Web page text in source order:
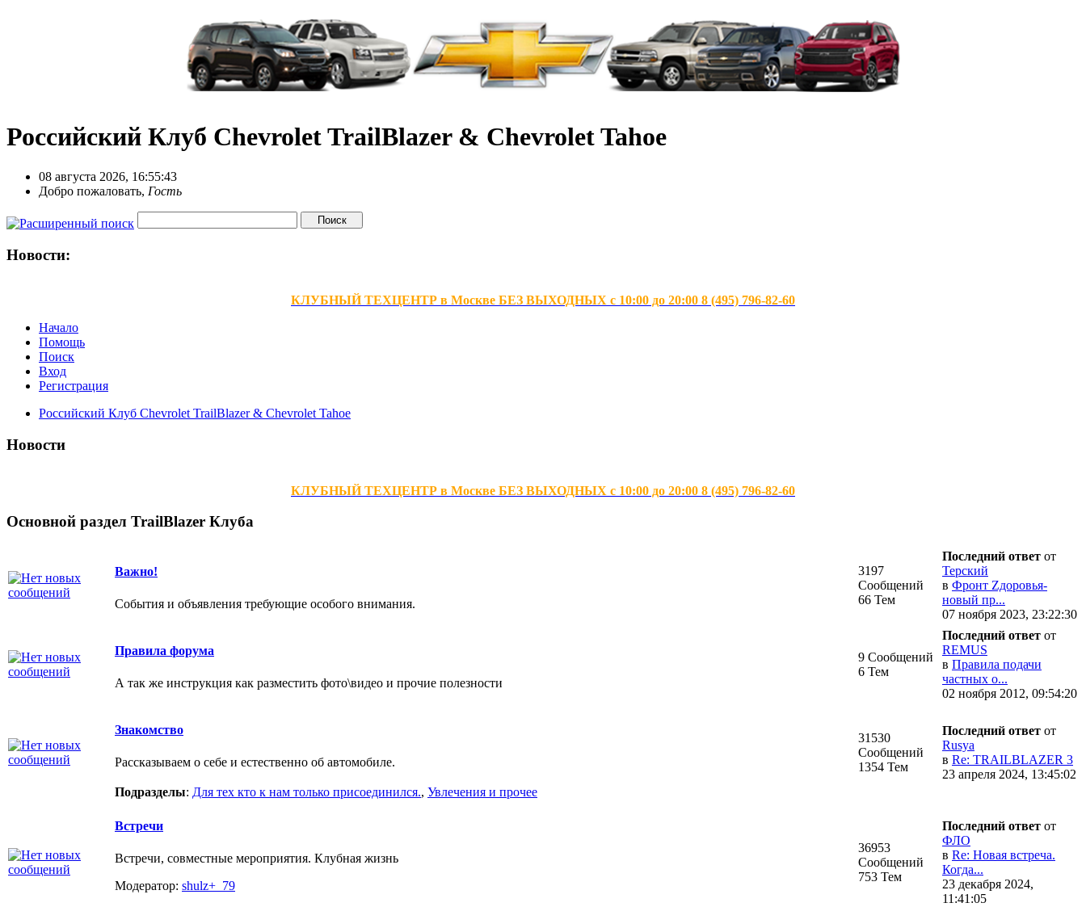
Российский Клуб Chevrolet TrailBlazer & Chevrolet Tahoe
08 августа 2026, 16:55:43
Добро пожаловать, Гость
Новости:
КЛУБНЫЙ ТЕХЦЕНТР в Москве БЕЗ ВЫХОДНЫХ с 10:00 до 20:00 8 (495) 796-82-60
Начало
Помощь
Поиск
Вход
Регистрация
Российский Клуб Chevrolet TrailBlazer & Chevrolet Tahoe
Новости
КЛУБНЫЙ ТЕХЦЕНТР в Москве БЕЗ ВЫХОДНЫХ с 10:00 до 20:00 8 (495) 796-82-60
Основной раздел TrailBlazer Клуба
Важно!
События и объявления требующие особого внимания.
3197
Сообщений
66 Тем
Последний ответ от
Терский
в Фронт Zдоровья-
новый пр...
07 ноября 2023, 23:22:30
Правила форума
А так же инструкция как разместить фото\видео и прочие полезности
9 Сообщений
6 Тем
Последний ответ от
REMUS
в Правила подачи
частных о...
02 ноября 2012, 09:54:20
Знакомство
Рассказываем о себе и естественно об автомобиле.
31530
Сообщений
1354 Тем
Последний ответ от
Rusya
в Re: TRAILBLAZER 3
23 апреля 2024, 13:45:02
Подразделы: Для тех кто к нам только присоединился., Увлечения и прочее
Встречи
Встречи, совместные мероприятия. Клубная жизнь
Модератор: shulz+_79
36953
Сообщений
753 Тем
Последний ответ от
ФЛО
в Re: Новая встреча.
Когда...
23 декабря 2024,
11:41:05